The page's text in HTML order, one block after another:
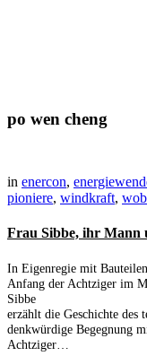
po wen cheng
in enercon,
pioniere, windkraft,
Frau Sibbe, ihr Mann
In Eigenregie mit
Anfang der Achtziger im
Sibbe
erzählt die Geschichte des
denkwürdige Begegnung
Achtziger…